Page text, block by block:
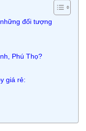
đối tượng
Phú Thọ?
giá rẻ: